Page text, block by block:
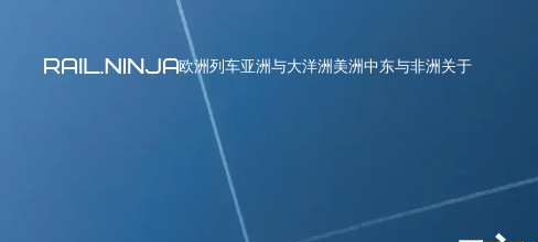
欧洲列车亚洲与大洋洲美洲中东与非洲关于